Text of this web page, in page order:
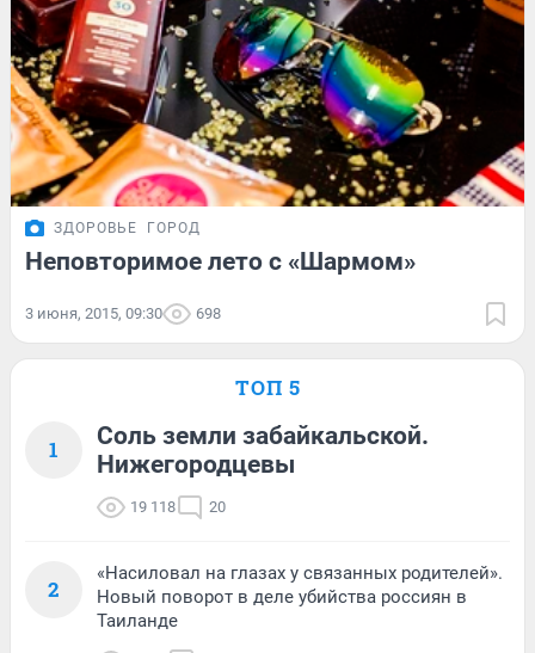
ЗДОРОВЬЕ ГОРОД
Неповторимое лето с «Шармом»
3 июня, 2015, 09:30 698
ТОП 5
1
Соль земли забайкальской.
Нижегородцевы
19 118 20
2
«Насиловал на глазах у связанных родителей».
Новый поворот в деле убийства россиян в
Таиланде